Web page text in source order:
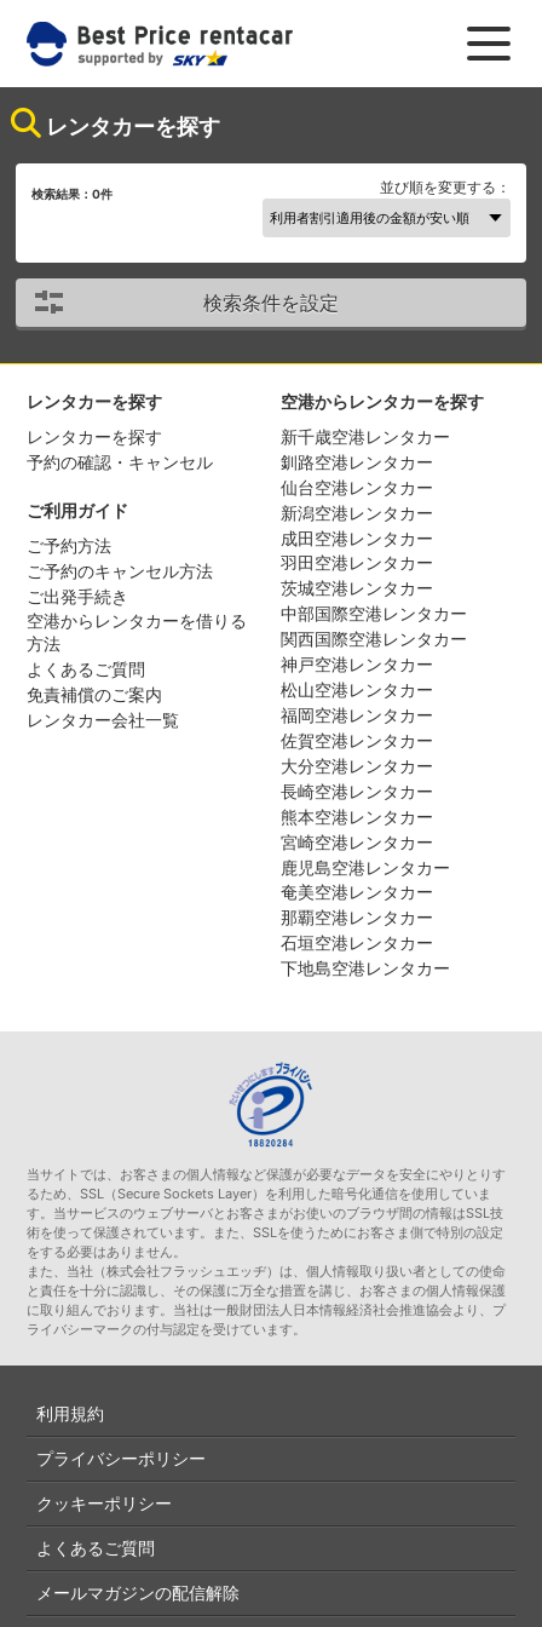
レンタカーを探す
検索結果：0件 並び順を変更する：
検索条件を設定
レンタカーを探す
レンタカーを探す
予約の確認・キャンセル
ご利用ガイド
ご予約方法
ご予約のキャンセル方法
ご出発手続き
空港からレンタカーを借りる
方法
よくあるご質問
免責補償のご案内
レンタカー会社一覧
空港からレンタカーを探す
新千歳空港レンタカー
釧路空港レンタカー
仙台空港レンタカー
新潟空港レンタカー
成田空港レンタカー
羽田空港レンタカー
茨城空港レンタカー
中部国際空港レンタカー
関西国際空港レンタカー
神戸空港レンタカー
松山空港レンタカー
福岡空港レンタカー
佐賀空港レンタカー
大分空港レンタカー
長崎空港レンタカー
熊本空港レンタカー
宮崎空港レンタカー
鹿児島空港レンタカー
奄美空港レンタカー
那覇空港レンタカー
石垣空港レンタカー
下地島空港レンタカー
当サイトでは、お客さまの個人情報など保護が必要なデータを安全にやりとりす
るため、SSL（Secure Sockets Layer）を利用した暗号化通信を使用していま
す。当サービスのウェブサーバとお客さまがお使いのブラウザ間の情報はSSL技
術を使って保護されています。また、SSLを使うためにお客さま側で特別の設定
をする必要はありません。
また、当社（株式会社フラッシュエッヂ）は、個人情報取り扱い者としての使命
と責任を十分に認識し、その保護に万全な措置を講じ、お客さまの個人情報保護
に取り組んでおります。当社は一般財団法人日本情報経済社会推進協会より、プ
ライバシーマークの付与認定を受けています。
利用規約
プライバシーポリシー
クッキーポリシー
よくあるご質問
メールマガジンの配信解除